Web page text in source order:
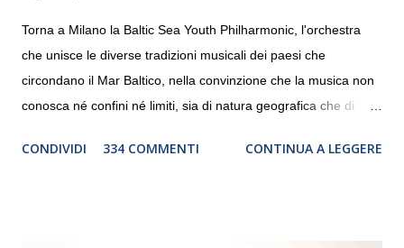
Torna a Milano la Baltic Sea Youth Philharmonic, l'orchestra
che unisce le diverse tradizioni musicali dei paesi che
circondano il Mar Baltico, nella convinzione che la musica non
conosca né confini né limiti, sia di natura geografica che di
debutterà il 10 settembre a Heiden, in Germania, e toccherà, in
CONDIVIDI 334 COMMENTI CONTINUA A LEGGERE